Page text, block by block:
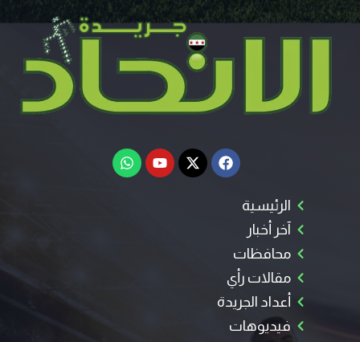
الرئيسية
آخر أخبار
محافظات
مقالات رأي
أعداد الجريدة
فيديوهات